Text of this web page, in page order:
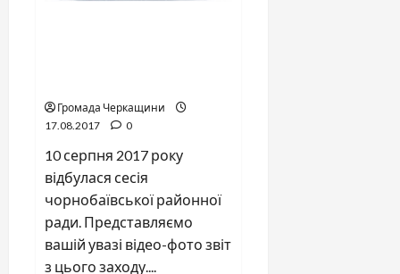
Громада Черкащини
17.08.2017
0
10 серпня 2017 року
відбулася сесія
чорнобаївської районної
ради. Представляємо
вашій увазі відео-фото звіт
з цього заходу....